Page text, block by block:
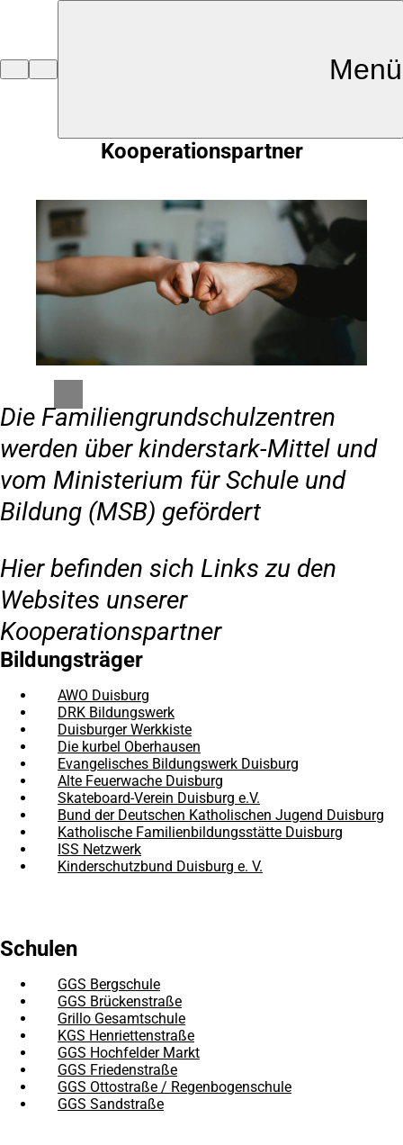
Menü
Kooperationspartner
Die Familiengrundschulzentren
werden über kinderstark-Mittel und
vom Ministerium für Schule und
Bildung (MSB) gefördert
Hier befinden sich Links zu den
Websites unserer
Kooperationspartner
Bildungsträger
AWO Duisburg
(Öffnet
in
einem
neuen
Tab)
DRK Bildungswerk
(Öffnet
in
einem
neuen
Tab)
Duisburger Werkkiste
(Öffnet
in
einem
neuen
Tab)
Die kurbel Oberhausen
(Öffnet
in
einem
neuen
Tab)
Evangelisches Bildungswerk Duisburg
(Öffnet
in
einem
neuen
Tab)
Alte Feuerwache Duisburg
(Öffnet
in
einem
neuen
Tab)
Skateboard-Verein Duisburg e.V.
(Öffnet
in
einem
neuen
Tab)
Bund der Deutschen Katholischen Jugend Duisburg
(Öffnet
in
einem
neuen
Katholische Familienbildungsstätte Duisburg
(Öffnet
in
einem
ISS Netzwerk
(Öffnet
in
Kinderschutzbund Duisburg e. V.
(Öffnet
Schulen
GGS Bergschule
(Öffnet
in
einem
neuen
Tab)
GGS Brückenstraße
(Öffnet
in
einem
neuen
Tab)
Grillo Gesamtschule
(Öffnet
in
einem
neuen
Tab)
KGS Henriettenstraße
(Öffnet
in
einem
neuen
Tab)
GGS Hochfelder Markt
(Öffnet
in
einem
neuen
GGS Friedenstraße
(Öffnet
in
einem
GGS Ottostraße / Regenbogenschule
(Öffnet
in
GGS Sandstraße
(Öffnet